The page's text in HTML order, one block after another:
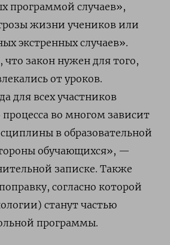
программой случаев»,
жизни учеников или
экстренных случаев».
закон нужен для того,
от уроков.
для всех участников
процесса во многом зависит
в образовательной
обучающихся», —
записке. Также
согласно которой
станут частью
программы.